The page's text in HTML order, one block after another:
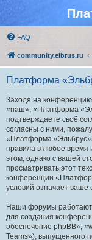
FAQ
community.elbrus.ru
Платформа
Заходя на
«наш», «Платформа
подтверждаете своё
согласны с ними,
«Платформа
правила в любое время
этом, однако с вашей
просматривать этот
конференции
условий означает ваше
Наши форумы работают
для создания
обеспечение phpBB»,
Teams»), выпущенного